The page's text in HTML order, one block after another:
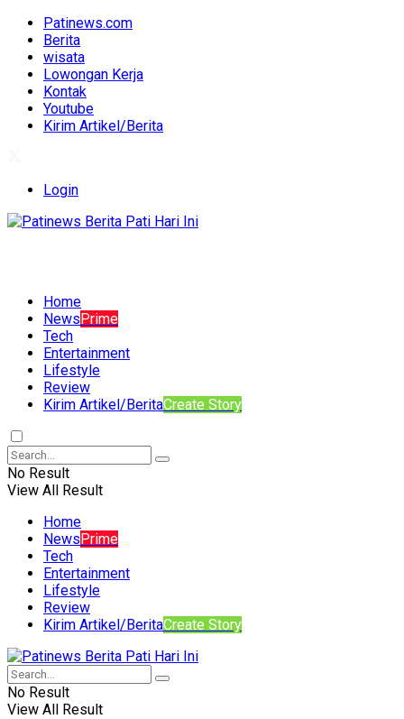
Patinews.com
Berita
wisata
Lowongan Kerja
Kontak
Youtube
Kirim Artikel/Berita
Login
Home
NewsPrime
Tech
Entertainment
Lifestyle
Review
Kirim Artikel/BeritaCreate Story
No Result
View All Result
Home
NewsPrime
Tech
Entertainment
Lifestyle
Review
Kirim Artikel/BeritaCreate Story
No Result
View All Result